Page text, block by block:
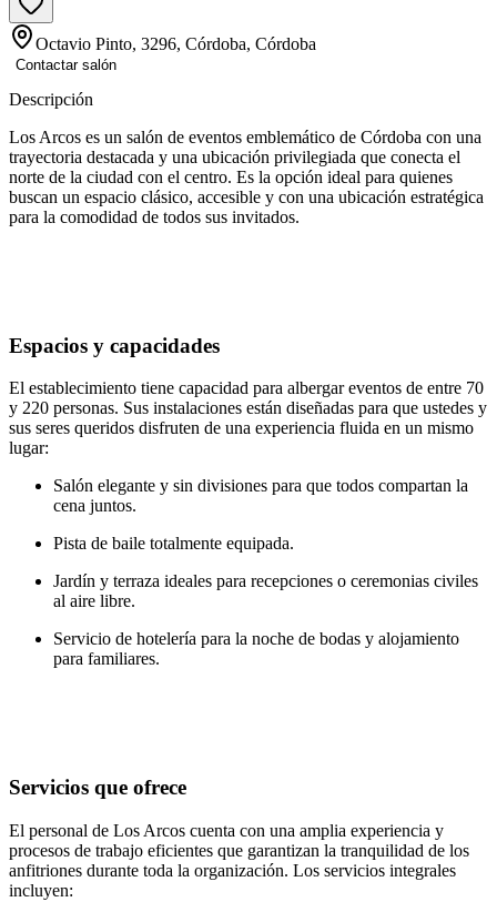
Octavio Pinto, 3296, Córdoba, Córdoba
Contactar salón
Descripción
Los Arcos es un salón de eventos emblemático de Córdoba con una
trayectoria destacada y una ubicación privilegiada que conecta el
norte de la ciudad con el centro. Es la opción ideal para quienes
buscan un espacio clásico, accesible y con una ubicación estratégica
para la comodidad de todos sus invitados.
Espacios y capacidades
El establecimiento tiene capacidad para albergar eventos de entre 70
y 220 personas. Sus instalaciones están diseñadas para que ustedes y
sus seres queridos disfruten de una experiencia fluida en un mismo
lugar:
Salón elegante y sin divisiones para que todos compartan la
cena juntos.
Pista de baile totalmente equipada.
Jardín y terraza ideales para recepciones o ceremonias civiles
al aire libre.
Servicio de hotelería para la noche de bodas y alojamiento
para familiares.
Servicios que ofrece
El personal de Los Arcos cuenta con una amplia experiencia y
procesos de trabajo eficientes que garantizan la tranquilidad de los
anfitriones durante toda la organización. Los servicios integrales
incluyen: